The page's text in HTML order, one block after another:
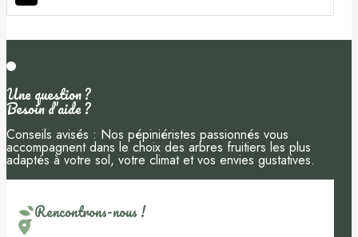
Une question ?
Besoin d’aide ?
Conseils avisés : Nos pépiniéristes passionnés vous
accompagnent dans le choix des arbres fruitiers les plus
adaptés à votre sol, votre climat et vos envies gustatives.
Rencontrons-nous !